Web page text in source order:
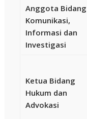
Anggota Bidang
Komunikasi,
Informasi dan
Investigasi
Ketua Bidang
Hukum dan
Advokasi